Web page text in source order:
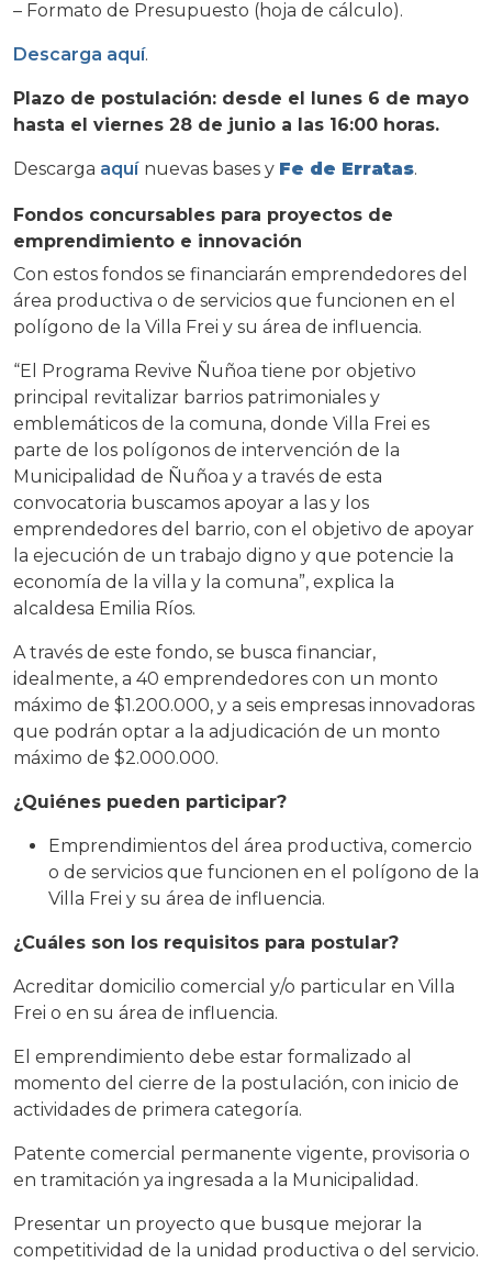
– Formato de Presupuesto (hoja de cálculo).
Descarga aquí.
Plazo de postulación: desde el lunes 6 de mayo
hasta el viernes 28 de junio a las 16:00 horas.
Descarga aquí nuevas bases y Fe de Erratas.
Fondos concursables para proyectos de
emprendimiento e innovación
Con estos fondos se financiarán emprendedores del
área productiva o de servicios que funcionen en el
polígono de la Villa Frei y su área de influencia.
“El Programa Revive Ñuñoa tiene por objetivo
principal revitalizar barrios patrimoniales y
emblemáticos de la comuna, donde Villa Frei es
parte de los polígonos de intervención de la
Municipalidad de Ñuñoa y a través de esta
convocatoria buscamos apoyar a las y los
emprendedores del barrio, con el objetivo de apoyar
la ejecución de un trabajo digno y que potencie la
economía de la villa y la comuna”, explica la
alcaldesa Emilia Ríos.
A través de este fondo, se busca financiar,
idealmente, a 40 emprendedores con un monto
máximo de $1.200.000, y a seis empresas innovadoras
que podrán optar a la adjudicación de un monto
máximo de $2.000.000.
¿Quiénes pueden participar?
Emprendimientos del área productiva, comercio
o de servicios que funcionen en el polígono de la
Villa Frei y su área de influencia.
¿Cuáles son los requisitos para postular?
Acreditar domicilio comercial y/o particular en Villa
Frei o en su área de influencia.
El emprendimiento debe estar formalizado al
momento del cierre de la postulación, con inicio de
actividades de primera categoría.
Patente comercial permanente vigente, provisoria o
en tramitación ya ingresada a la Municipalidad.
Presentar un proyecto que busque mejorar la
competitividad de la unidad productiva o del servicio.